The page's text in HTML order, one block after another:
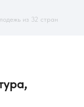
из 32 стран